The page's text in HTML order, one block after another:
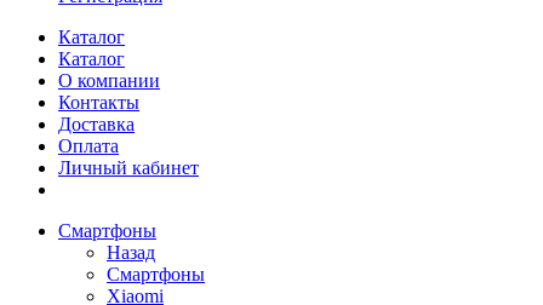
Каталог
Каталог
О компании
Контакты
Доставка
Оплата
Личный кабинет
Смартфоны
Назад
Смартфоны
Xiaomi